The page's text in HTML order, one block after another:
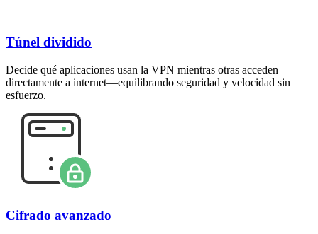
Túnel dividido
Decide qué aplicaciones usan la VPN mientras otras acceden
directamente a internet—equilibrando seguridad y velocidad sin
esfuerzo.
Cifrado avanzado